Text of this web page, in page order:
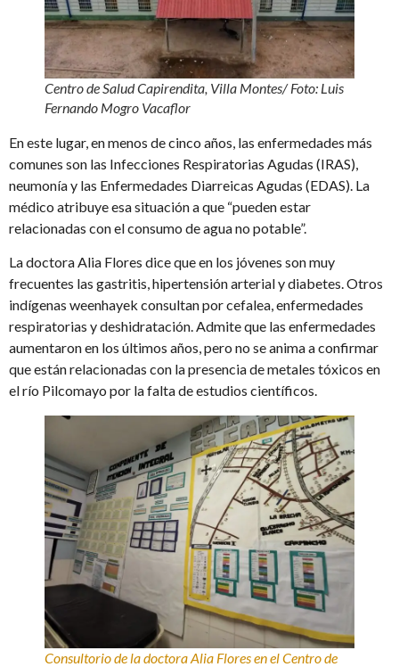
Centro de Salud Capirendita, Villa Montes/Foto: Luis
Fernando Mogro Vacaflor
En este lugar, en menos de cinco años, las enfermedades más
comunes son las Infecciones Respiratorias Agudas (IRAS),
neumonía y las Enfermedades Diarreicas Agudas (EDAS). La
médico atribuye esa situación a que “pueden estar
relacionadas con el consumo de agua no potable”.
La doctora Alia Flores dice que en los jóvenes son muy
frecuentes las gastritis, hipertensión arterial y diabetes. Otros
indígenas weenhayek consultan por cefalea, enfermedades
respiratorias y deshidratación. Admite que las enfermedades
aumentaron en los últimos años, pero no se anima a confirmar
que están relacionadas con la presencia de metales tóxicos en
el río Pilcomayo por la falta de estudios científicos.
Consultorio de la doctora Alia Flores en el Centro de